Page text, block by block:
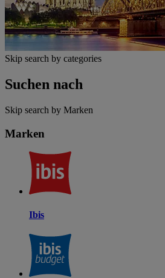
Skip search by categories
Suchen nach
Skip search by Marken
Marken
Ibis